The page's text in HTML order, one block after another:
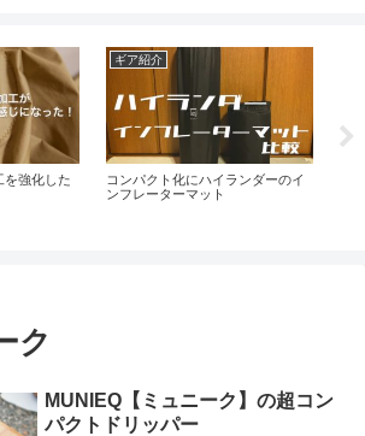
を強化した
ギア紹介
コンパクト化にハイランダーのイ
ンフレーターマット
ク
MUNIEQ【ミュニーク】の超コン
パクトドリッパー